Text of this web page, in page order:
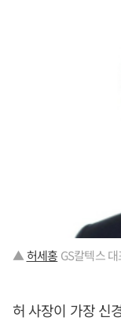
▲허세홍 GS칼텍스
허 사장이 가장 신